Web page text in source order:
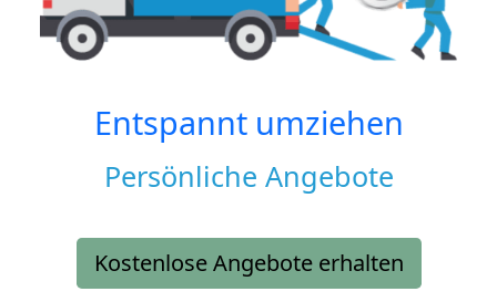
Entspannt umziehen
Persönliche Angebote
Kostenlose Angebote erhalten